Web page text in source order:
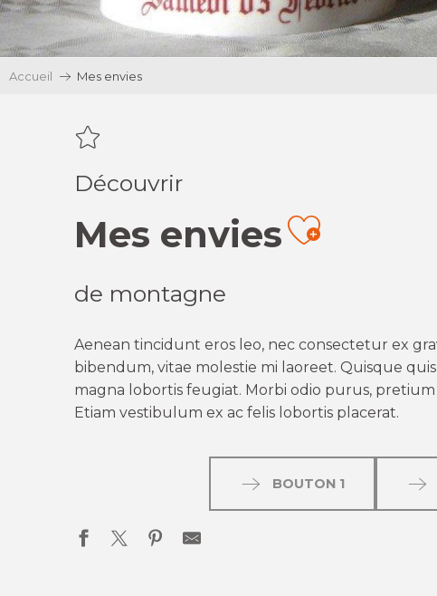
Accueil Mes envies
Découvrir
Mes envies
de montagne
Aenean tincidunt eros leo, nec consectetur ex
bibendum, vitae molestie mi laoreet. Quisque
magna lobortis feugiat. Morbi odio purus,
Etiam vestibulum ex ac felis lobortis placerat.
BOUTON 1